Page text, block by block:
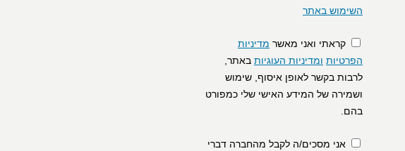
השימוש באתר
קראתי ואני מאשר מדיניות
הפרטיות ומדיניות העוגיות באתר,
לרבות בקשר לאופן איסוף, שימוש
ושמירה של המידע האישי שלי כמפורט
בהם.
אני מסכים/ה לקבל מהחברה דברי